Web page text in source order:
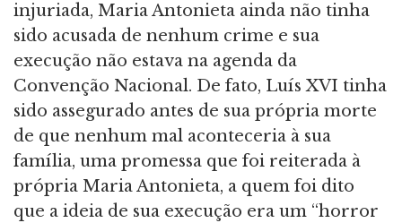
injuriada, Maria Antonieta ainda não tinha
sido acusada de nenhum crime e sua
execução não estava na agenda da
Convenção Nacional. De fato, Luís XVI tinha
sido assegurado antes de sua própria morte
de que nenhum mal aconteceria à sua
família, uma promessa que foi reiterada à
própria Maria Antonieta, a quem foi dito
que a ideia de sua execução era um “horror